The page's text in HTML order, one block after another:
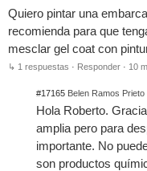
Quiero pintar una
recomienda para que
mesclar gel coat con
↳ 1 respuestas · Responder · 10
#17165 Belen Ramos
Hola Roberto.
amplia pero para
importante. No
son productos